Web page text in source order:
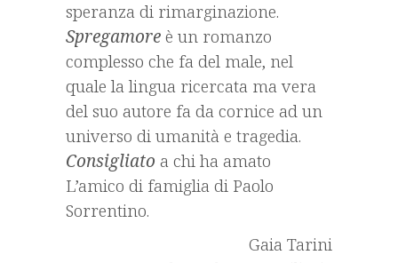
speranza di rimarginazione.
Spregamoreè un romanzo
complesso che fa del male, nel
quale la lingua ricercata ma vera
del suo autore fa da cornice ad un
universo di umanità e tragedia.
Consigliato a chi ha amato
L’amico di famiglia di Paolo
Sorrentino.
Gaia Tarini